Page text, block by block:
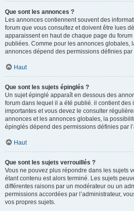
Que sont les annonces ?
Les annonces contiennent souvent des
forum que vous consultez et doivent être lues
apparaissent en haut de chaque page du
publiées. Comme pour les annonces globales,
annonces dépend des permissions définies par
Haut
Que sont les sujets épinglés ?
Un sujet épinglé apparaît en dessous des
forum dans lequel il a été publié. il contient des
importantes et vous devez le consulter
annonces et les annonces globales, la
épinglés dépend des permissions définies par
Haut
Que sont les sujets verrouillés ?
Vous ne pouvez plus répondre dans les sujets
étant contenu est alors terminé. Les sujets
différentes raisons par un modérateur ou un
permissions accordées par l’administrateur,
vos propres sujets.